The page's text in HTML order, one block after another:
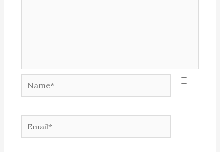
Name*
Email*